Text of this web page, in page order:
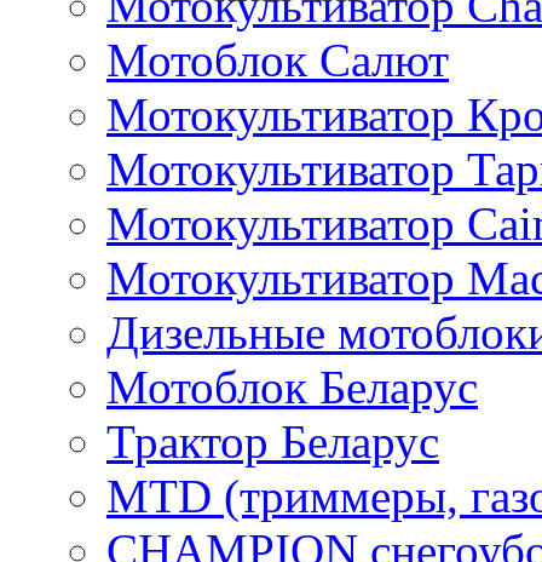
Мотоблок Салют
Мотокультиватор
Мотокультиватор
Мотокультиватор
Мотокультиватор
Дизельные
Мотоблок Беларус
Трактор Беларус
MTD (триммеры,
CHAMPION